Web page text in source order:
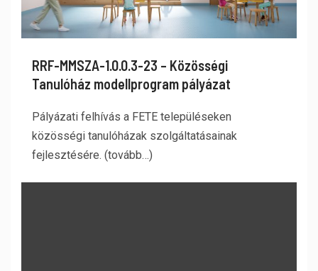
RRF-MMSZA-1.0.0.3-23 – Közösségi
Tanulóház modellprogram pályázat
Pályázati felhívás a FETE településeken
közösségi tanulóházak szolgáltatásainak
fejlesztésére. (tovább…)